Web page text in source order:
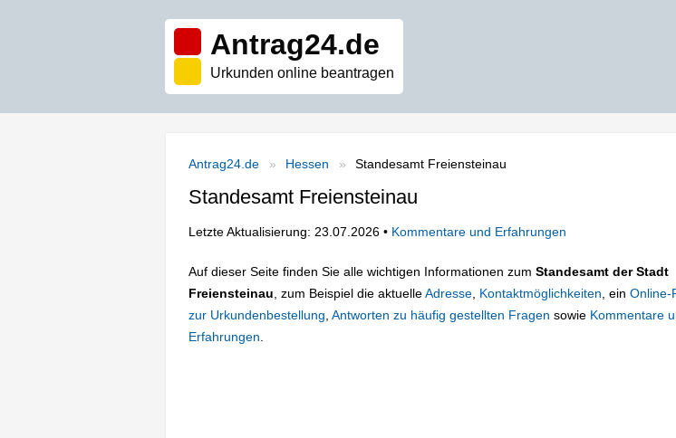
Antrag24.de
Urkunden online beantragen
Antrag24.de Hessen Standesamt Freiensteinau
Standesamt Freiensteinau
Letzte Aktualisierung: 23.07.2026 • Kommentare und Erfahrungen
Auf dieser Seite finden Sie alle wichtigen Informationen zum Standesamt der Stadt
Freiensteinau , zum Beispiel die aktuelleAdresse Kontaktmöglichkeiten , ein Online-
zur Urkundenbestellung Antworten zu häufig gestellten Fragen sowie Kommentare
Erfahrungen